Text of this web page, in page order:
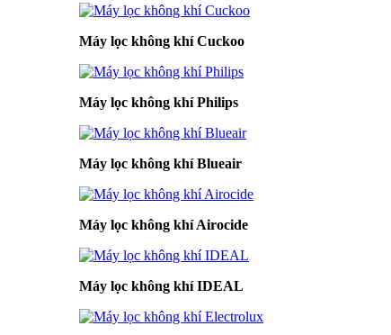
Máy lọc không khí Cuckoo
Máy lọc không khí Philips
Máy lọc không khí Blueair
Máy lọc không khí Airocide
Máy lọc không khí IDEAL